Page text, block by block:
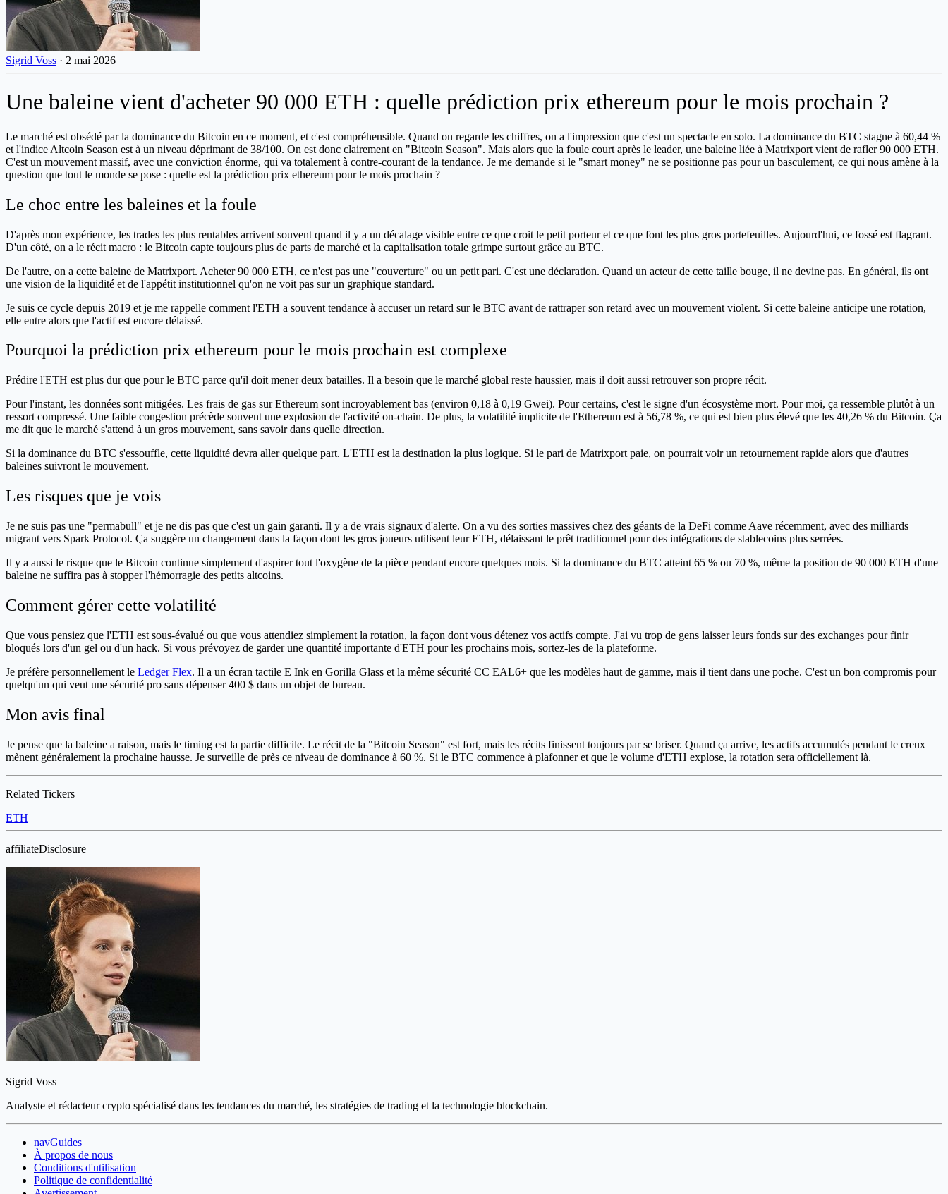
Sigrid Voss · 2 mai 2026
Une baleine vient d'acheter 90 000 ETH : quelle prédiction prix ethereum pour le mois prochain ?
Le marché est obsédé par la dominance du Bitcoin en ce moment, et c'est compréhensible. Quand on regarde les chiffres, on a l'impression que c'est un spectacle en solo. La dominance du BTC stagne à 60,44 %
et l'indice Altcoin Season est à un niveau déprimant de 38/100. On est donc clairement en "Bitcoin Season". Mais alors que la foule court après le leader, une baleine liée à Matrixport vient de rafler 90 000 ETH.
C'est un mouvement massif, avec une conviction énorme, qui va totalement à contre-courant de la tendance. Je me demande si le "smart money" ne se positionne pas pour un basculement, ce qui nous amène à la
question que tout le monde se pose : quelle est la prédiction prix ethereum pour le mois prochain ?
Le choc entre les baleines et la foule
D'après mon expérience, les trades les plus rentables arrivent souvent quand il y a un décalage visible entre ce que croit le petit porteur et ce que font les plus gros portefeuilles. Aujourd'hui, ce fossé est flagrant.
D'un côté, on a le récit macro : le Bitcoin capte toujours plus de parts de marché et la capitalisation totale grimpe surtout grâce au BTC.
De l'autre, on a cette baleine de Matrixport. Acheter 90 000 ETH, ce n'est pas une "couverture" ou un petit pari. C'est une déclaration. Quand un acteur de cette taille bouge, il ne devine pas. En général, ils ont
une vision de la liquidité et de l'appétit institutionnel qu'on ne voit pas sur un graphique standard.
Je suis ce cycle depuis 2019 et je me rappelle comment l'ETH a souvent tendance à accuser un retard sur le BTC avant de rattraper son retard avec un mouvement violent. Si cette baleine anticipe une rotation,
elle entre alors que l'actif est encore délaissé.
Pourquoi la prédiction prix ethereum pour le mois prochain est complexe
Prédire l'ETH est plus dur que pour le BTC parce qu'il doit mener deux batailles. Il a besoin que le marché global reste haussier, mais il doit aussi retrouver son propre récit.
Pour l'instant, les données sont mitigées. Les frais de gas sur Ethereum sont incroyablement bas (environ 0,18 à 0,19 Gwei). Pour certains, c'est le signe d'un écosystème mort. Pour moi, ça ressemble plutôt à un
ressort compressé. Une faible congestion précède souvent une explosion de l'activité on-chain. De plus, la volatilité implicite de l'Ethereum est à 56,78 %, ce qui est bien plus élevé que les 40,26 % du Bitcoin. Ça
me dit que le marché s'attend à un gros mouvement, sans savoir dans quelle direction.
Si la dominance du BTC s'essouffle, cette liquidité devra aller quelque part. L'ETH est la destination la plus logique. Si le pari de Matrixport paie, on pourrait voir un retournement rapide alors que d'autres
baleines suivront le mouvement.
Les risques que je vois
Je ne suis pas une "permabull" et je ne dis pas que c'est un gain garanti. Il y a de vrais signaux d'alerte. On a vu des sorties massives chez des géants de la DeFi comme Aave récemment, avec des milliards
migrant vers Spark Protocol. Ça suggère un changement dans la façon dont les gros joueurs utilisent leur ETH, délaissant le prêt traditionnel pour des intégrations de stablecoins plus serrées.
Il y a aussi le risque que le Bitcoin continue simplement d'aspirer tout l'oxygène de la pièce pendant encore quelques mois. Si la dominance du BTC atteint 65 % ou 70 %, même la position de 90 000 ETH d'une
baleine ne suffira pas à stopper l'hémorragie des petits altcoins.
Comment gérer cette volatilité
Que vous pensiez que l'ETH est sous-évalué ou que vous attendiez simplement la rotation, la façon dont vous détenez vos actifs compte. J'ai vu trop de gens laisser leurs fonds sur des exchanges pour finir
bloqués lors d'un gel ou d'un hack. Si vous prévoyez de garder une quantité importante d'ETH pour les prochains mois, sortez-les de la plateforme.
Je préfère personnellement le Ledger Flex. Il a un écran tactile E Ink en Gorilla Glass et la même sécurité CC EAL6+ que les modèles haut de gamme, mais il tient dans une poche. C'est un bon compromis pour
quelqu'un qui veut une sécurité pro sans dépenser 400 $ dans un objet de bureau.
Mon avis final
Je pense que la baleine a raison, mais le timing est la partie difficile. Le récit de la "Bitcoin Season" est fort, mais les récits finissent toujours par se briser. Quand ça arrive, les actifs accumulés pendant le creux
mènent généralement la prochaine hausse. Je surveille de près ce niveau de dominance à 60 %. Si le BTC commence à plafonner et que le volume d'ETH explose, la rotation sera officiellement là.
Related Tickers
ETH
affiliateDisclosure
Sigrid Voss
Analyste et rédacteur crypto spécialisé dans les tendances du marché, les stratégies de trading et la technologie blockchain.
navGuides
À propos de nous
Conditions d'utilisation
Politique de confidentialité